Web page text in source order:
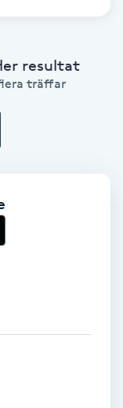
resultat
träffar